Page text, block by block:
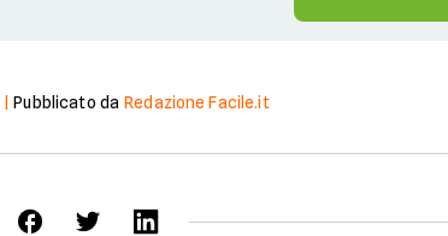
|Pubblicato da Redazione Facile.it